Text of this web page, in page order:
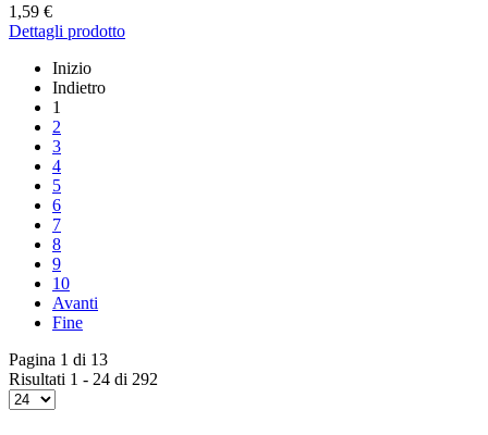
1,59 €
Dettagli prodotto
Inizio
Indietro
1
2
3
4
5
6
7
8
9
10
Avanti
Fine
Pagina 1 di 13
Risultati 1 - 24 di 292